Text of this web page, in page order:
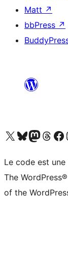
Matt ↗
bbPress ↗
Visit our X (formerly Twitter) account
Visitez notre compte Bluesky
Visit our Mastodon
Visitez notre
Visit our
Le code est une
The
of the